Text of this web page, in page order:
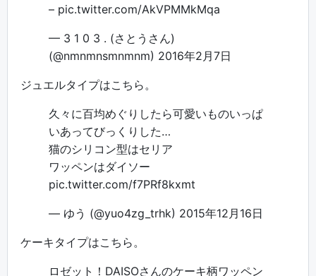
– pic.twitter.com/AkVPMMkMqa
— 3 1 0 3 . (さとうさん)
(@nmnmnsmnmnm) 2016年2月7日
ジュエルタイプはこちら。
久々に百均めぐりしたら可愛いものいっぱ
いあってびっくりした…
猫のシリコン型はセリア
ワッペンはダイソー
pic.twitter.com/f7PRf8kxmt
— ゆう (@yuo4zg_trhk) 2015年12月16日
ケーキタイプはこちら。
ロゼット！DAISOさんのケーキ柄ワッペン